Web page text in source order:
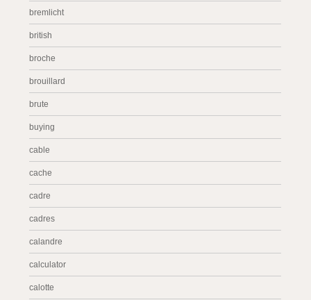
bremlicht
british
broche
brouillard
brute
buying
cable
cache
cadre
cadres
calandre
calculator
calotte